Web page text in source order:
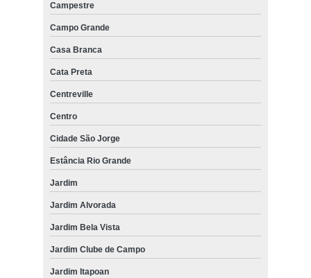
Campestre
Campo Grande
Casa Branca
Cata Preta
Centreville
Centro
Cidade São Jorge
Estância Rio Grande
Jardim
Jardim Alvorada
Jardim Bela Vista
Jardim Clube de Campo
Jardim Itapoan